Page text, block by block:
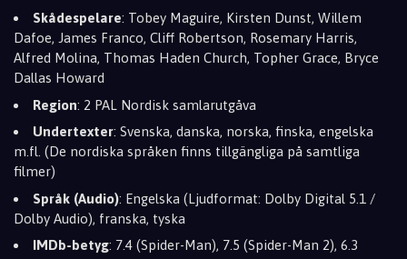
Skådespelare: Tobey Maguire, Kirsten Dunst, Willem
Dafoe, James Franco, Cliff Robertson, Rosemary Harris,
Alfred Molina, Thomas Haden Church, Topher Grace, Bryce
Dallas Howard
Region: 2 PAL Nordisk samlarutgåva
Undertexter: Svenska, danska, norska, finska, engelska
m.fl. (De nordiska språken finns tillgängliga på samtliga
filmer)
Språk (Audio): Engelska (Ljudformat: Dolby Digital 5.1 /
Dolby Audio), franska, tyska
IMDb-betyg: 7.4 (Spider-Man), 7.5 (Spider-Man 2), 6.3